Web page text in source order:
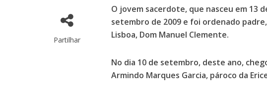
Partilhar
O jovem sacerdote, que nasceu em 13
setembro de 2009 e foi ordenado
Lisboa, Dom Manuel Clemente.
No dia 10 de setembro, deste ano,
Armindo Marques Garcia, pároco da